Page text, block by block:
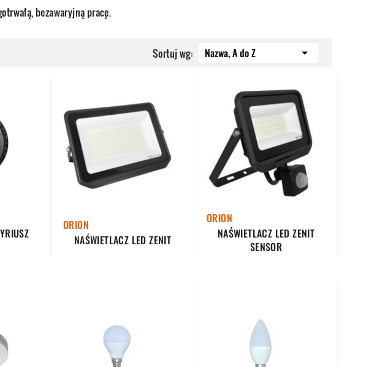
bezawaryjną pracę.
Sortuj wg: Nazwa, A do Z 
ORION
NAŚWIETLACZ LED ZENIT
ORION
NAŚWIETLACZ LED ZENIT
SENSOR